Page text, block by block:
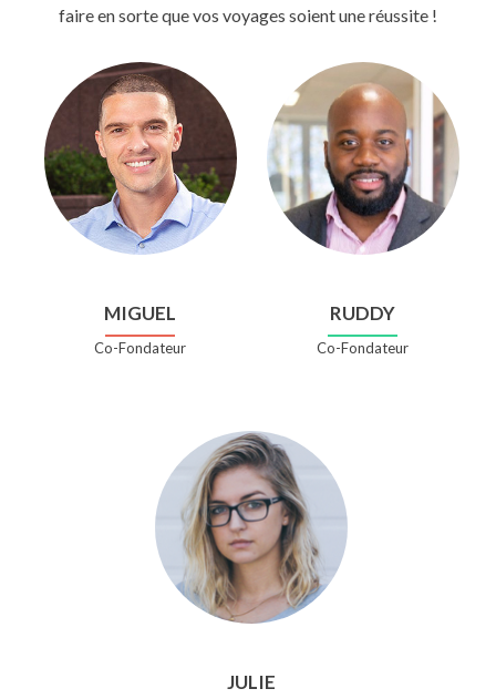
faire en sorte que vos voyages soient une réussite !
MIGUEL
Co-Fondateur
RUDDY
Co-Fondateur
JULIE